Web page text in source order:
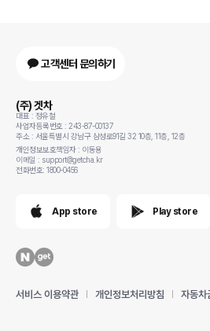
고객센터 문의하기
(주) 겟차
대표 : 정유철
사업자등록번호 : 243-87-00137
주소 : 서울특별시 강남구 삼성로91길 32 10층, 11층, 12층
개인정보보호책임자 : 이동용
이메일 : support@getcha.kr
전화번호: 1800-0456
App store Play store
서비스 이용약관 개인정보처리방침 자동차